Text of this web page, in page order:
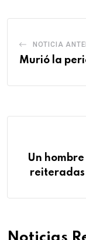
NOTICIA
Murió la
Un
reiteradas